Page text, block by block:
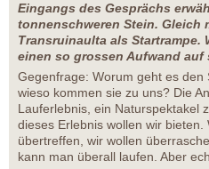
Eingangs des Gesprächs
tonnenschweren Stein. Gleich
Transruinaulta als Startrampe.
einen so grossen Aufwand auf
Gegenfrage: Worum geht es den
wieso kommen sie zu uns? Die
Lauferlebnis, ein Naturspektakel
dieses Erlebnis wollen wir
übertreffen, wir wollen
kann man überall laufen. Aber